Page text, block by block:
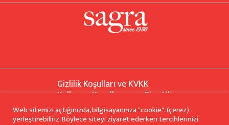
Gizlilik Koşulları ve KVKK
Kullanım Koşulları Bize Ulaşın
Site Haritası
Web sitemizi açtığınızda, bilgisayarınıza "cookie". (çerez)
yerleştirebiliriz. Böylece siteyi ziyaret ederken tercihlerinizi